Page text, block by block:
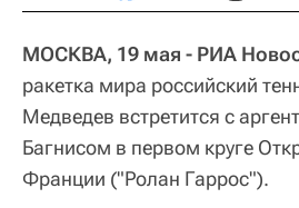
МОСКВА, 19 мая - РИА
ракетка мира российский
Медведев встретится с
Багнисом в первом круге
Франции ("Ролан Гаррос").